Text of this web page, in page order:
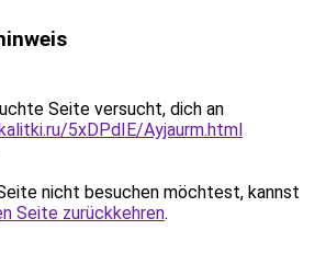
Seite versucht, dich an
5xDPdIE/Ayjaurm.html
nicht besuchen möchtest, kannst
Seite zurückkehren.